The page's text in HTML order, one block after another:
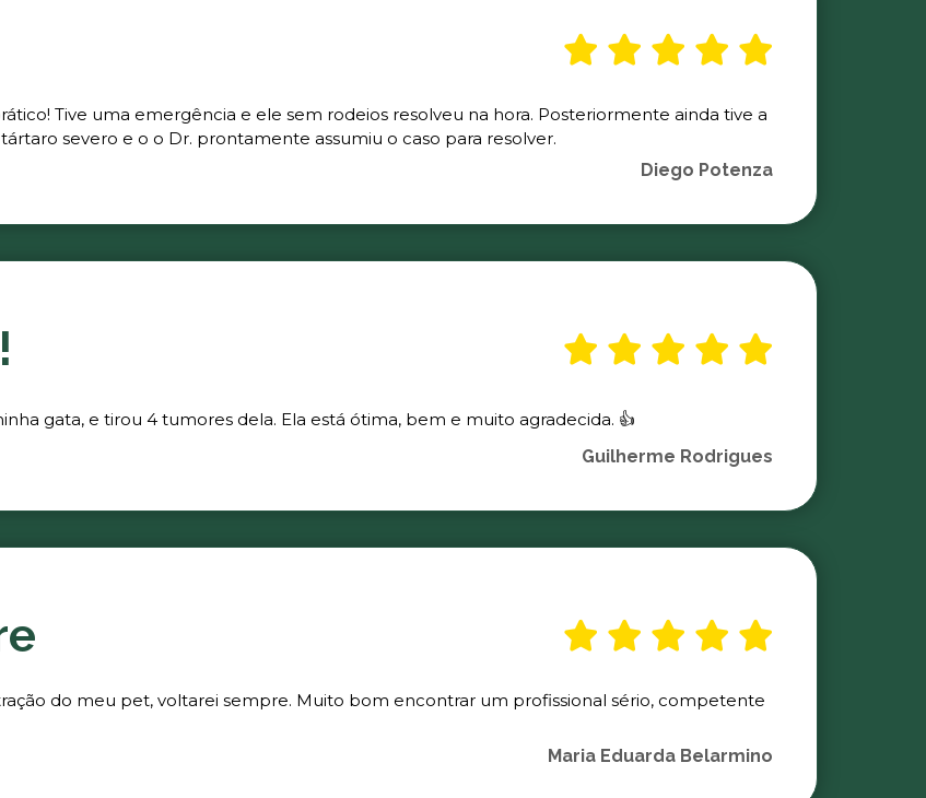
Tive uma emergência e ele sem rodeios resolveu na hora. Posteriormente ainda tive a
severo e o o Dr. prontamente assumiu o caso para resolver.
Diego Potenza
gata, e tirou 4 tumores dela. Ela está ótima, bem e muito agradecida. 👍
Guilherme Rodrigues
do meu pet, voltarei sempre. Muito bom encontrar um profissional sério, competente
Maria Eduarda Belarmino